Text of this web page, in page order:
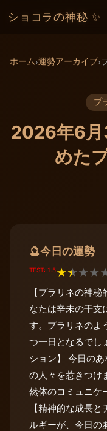
ショコラの神秘 ✨
ホーム›運勢アーカイブ›
プ
2026年6月
めた
🔮今日の運勢
TEST: 1.5★★★★
【プラリネの神
なたは辛未の干支
す。プラリネのよ
つ一日となるでし
ション】 今日の
の人々を惹きつけ
然体のコミュニケ
【精神的な成長
ルギーが、今日の